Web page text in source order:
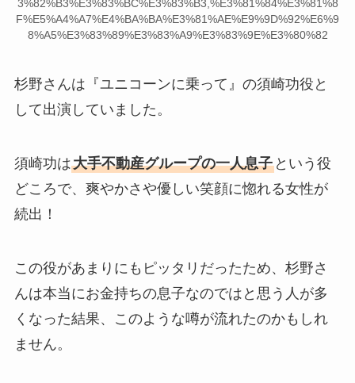
3%82%B3%E3%83%BC%E3%83%B3,%E3%81%84%E3%81%8
F%E5%A4%A7%E4%BA%BA%E3%81%AE%E9%9D%92%E6%9
8%A5%E3%83%89%E3%83%A9%E3%83%9E%E3%80%82
杉野さんは『ユニコーンに乗って』の須崎功役と
して出演していました。
須崎功は大手不動産グループの一人息子という役
どころで、爽やかさや優しい笑顔に惚れる女性が
続出！
この役があまりにもピッタリだったため、杉野さ
んは本当にお金持ちの息子なのではと思う人が多
くなった結果、このような噂が流れたのかもしれ
ません。